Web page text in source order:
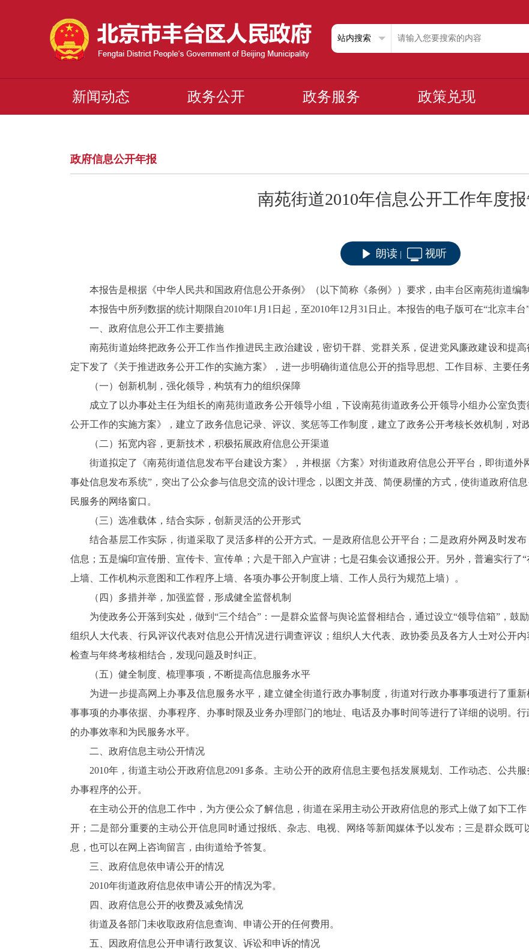
新闻动态 政务公开 政务服务 政策兑现
政府信息公开年报
南苑街道2010年信息公开工作年度
朗读 视听
本报告是根据《中华人民共和国政府信息公开条例》（以下简称《条例》）要求，由丰台区南苑街道编
本报告中所列数据的统计期限自2010年1月1日起，至2010年12月31日止。本报告的电子版可在“北京丰台
一、政府信息公开工作主要措施
南苑街道始终把政务公开工作当作推进民主政治建设，密切干群、党群关系，促进党风廉政建设和提
定下发了《关于推进政务公开工作的实施方案》，进一步明确街道信息公开的指导思想、工作目标、主要任
（一）创新机制，强化领导，构筑有力的组织保障
成立了以办事处主任为组长的南苑街道政务公开领导小组，下设南苑街道政务公开领导小组办公室负
公开工作的实施方案》，建立了政务信息记录、评议、奖惩等工作制度，建立了政务公开考核长效机制，对
（二）拓宽内容，更新技术，积极拓展政府信息公开渠道
街道拟定了《南苑街道信息发布平台建设方案》，并根据《方案》对街道政府信息公开平台，即街道
事处信息发布系统”，突出了公众参与信息交流的设计理念，以图文并茂、简便易懂的方式，使街道政府信
民服务的网络窗口。
（三）选准载体，结合实际，创新灵活的公开形式
结合基层工作实际，街道采取了灵活多样的公开方式。一是政府信息公开平台；二是政府外网及时发
信息；五是编印宣传册、宣传卡、宣传单；六是干部入户宣讲；七是召集会议通报公开。另外，普遍实行了
上墙、工作机构示意图和工作程序上墙、各项办事公开制度上墙、工作人员行为规范上墙）。
（四）多措并举，加强监督，形成健全监督机制
为使政务公开落到实处，做到“三个结合”：一是群众监督与舆论监督相结合，通过设立“领导信箱”，鼓
组织人大代表、行风评议代表对信息公开情况进行调查评议；组织人大代表、政协委员及各方人士对公开
检查与年终考核相结合，发现问题及时纠正。
（五）健全制度、梳理事项，不断提高信息服务水平
为进一步提高网上办事及信息服务水平，建立健全街道行政办事制度，街道对行政办事事项进行了重
事事项的办事依据、办事程序、办事时限及业务办理部门的地址、电话及办事时间等进行了详细的说明。
的办事效率和为民服务水平。
二、政府信息主动公开情况
2010年，街道主动公开政府信息2091多条。主动公开的政府信息主要包括发展规划、工作动态、公共
办事程序的公开。
在主动公开的信息工作中，为方便公众了解信息，街道在采用主动公开政府信息的形式上做了如下工
开；二是部分重要的主动公开信息同时通过报纸、杂志、电视、网络等新闻媒体予以发布；三是群众既
息，也可以在网上咨询留言，由街道给予答复。
三、政府信息依申请公开的情况
2010年街道政府信息依申请公开的情况为零。
四、政府信息公开的收费及减免情况
街道及各部门未收取政府信息查询、申请公开的任何费用。
五、因政府信息公开申请行政复议、诉讼和申诉的情况